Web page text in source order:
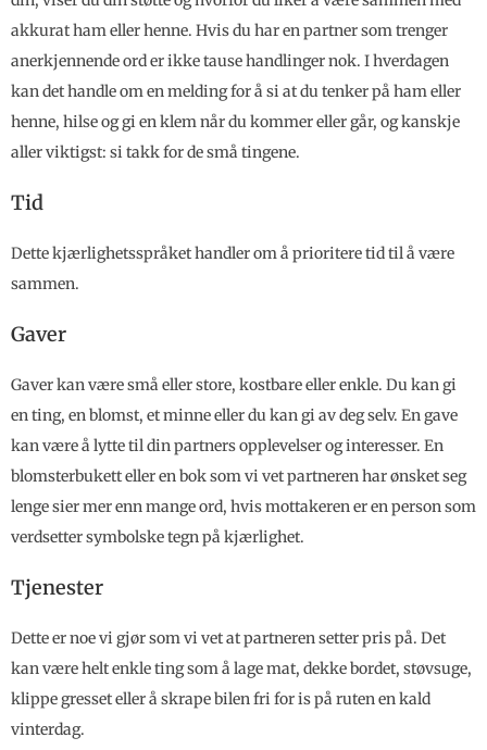
akkurat ham eller henne. Hvis du har en partner som trenger
anerkjennende ord er ikke tause handlinger nok. I hverdagen
kan det handle om en melding for å si at du tenker på ham eller
henne, hilse og gi en klem når du kommer eller går, og kanskje
aller viktigst: si takk for de små tingene.
Tid
Dette kjærlighetsspråket handler om å prioritere tid til å være
sammen.
Gaver
Gaver kan være små eller store, kostbare eller enkle. Du kan gi
en ting, en blomst, et minne eller du kan gi av deg selv. En gave
kan være å lytte til din partners opplevelser og interesser. En
blomsterbukett eller en bok som vi vet partneren har ønsket seg
lenge sier mer enn mange ord, hvis mottakeren er en person som
verdsetter symbolske tegn på kjærlighet.
Tjenester
Dette er noe vi gjør som vi vet at partneren setter pris på. Det
kan være helt enkle ting som å lage mat, dekke bordet, støvsuge,
klippe gresset eller å skrape bilen fri for is på ruten en kald
vinterdag.